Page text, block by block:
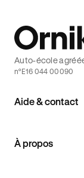
Aide & contact
À propos
Auto-école
n°E16 044 00090